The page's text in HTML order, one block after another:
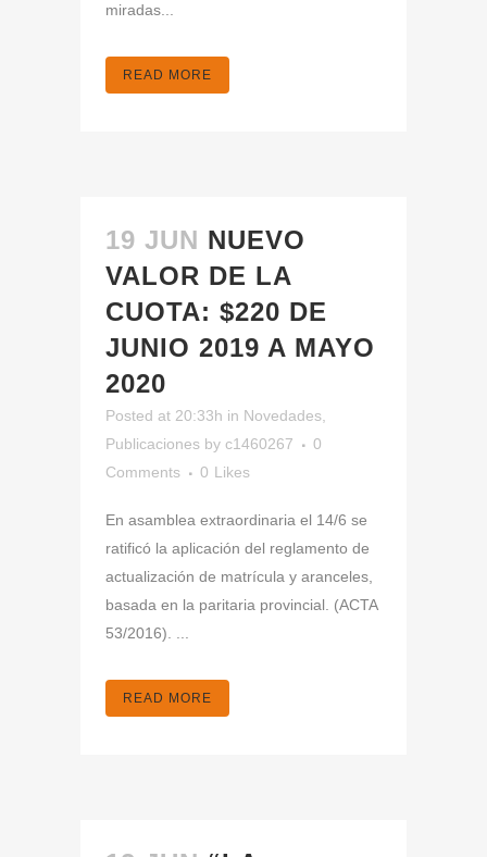
miradas...
READ MORE
19 JUN NUEVO
VALOR DE LA
CUOTA: $220 DE
JUNIO 2019 A MAYO
2020
Posted at 20:33h in Novedades
Publicaciones by c1460267
0
Comments
0 Likes
En asamblea extraordinaria el 14/6 se
ratificó la aplicación del reglamento de
actualización de matrícula y aranceles,
basada en la paritaria provincial. (ACTA
53/2016). ...
READ MORE